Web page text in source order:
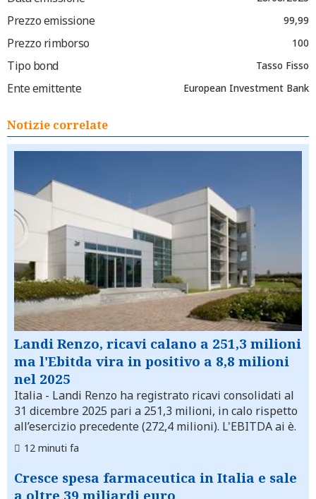
Prezzo emissione 99,99
Prezzo rimborso 100
Tipo bond Tasso Fisso
Ente emittente European Investment Bank
Notizie correlate
Landi Renzo, ricavi calano a 251,3 milioni
ma l'Ebitda vira in positivo a 8,8 milioni
nel 2025
Italia - Landi Renzo ha registrato ricavi consolidati al
31 dicembre 2025 pari a 251,3 milioni, in calo rispetto
all’esercizio precedente (272,4 milioni). L'EBITDA ai è.
12 minuti fa
Cresce spesa farmaceutica in Italia e sale
a oltre 39 miliardi euro